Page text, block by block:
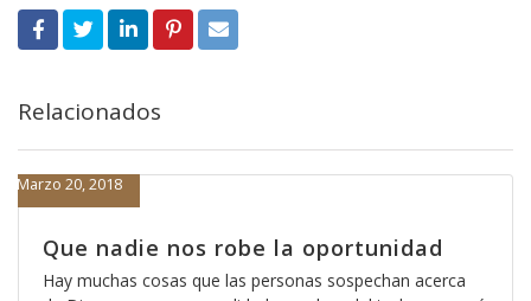
Relacionados
Que nadie nos robe la oportunidad
Marzo 20, 2018
Hay muchas cosas que las personas sospechan acerca